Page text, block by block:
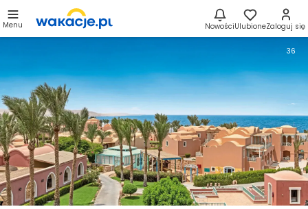
Menu NowościUlubioneZaloguj się
36